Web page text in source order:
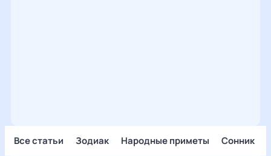
Все статьи Зодиак Народные приметы Сонник